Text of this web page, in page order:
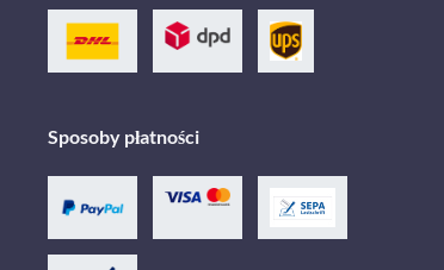
Sposoby płatności